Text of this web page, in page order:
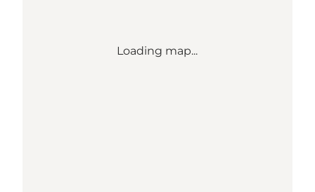
Loading map...